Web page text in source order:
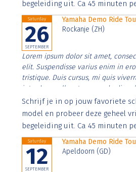
begeleiding uit. Ca 45 minuten
Saturday
26
SEPTEMBER
Yamaha Demo Ride
Rockanje (ZH)
Lorem ipsum dolor sit amet,
elit. Suspendisse varius enim in
tristique. Duis cursus, mi quis
interdum nulla, ut commodo diam
Aenean faucibus nibh et justo
imperdiet. Nunc ut sem vitae risus
Schrijf je in op jouw favoriete
model en probeer deze geheel
begeleiding uit. Ca 45 minuten
Saturday
12
SEPTEMBER
Yamaha Demo Ride
Apeldoorn (GD)